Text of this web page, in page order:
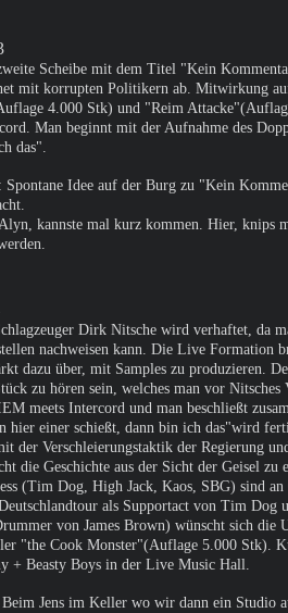
Scheibe mit dem Titel "Kein
mit korrupten Politikern ab. Mitwirkung
4.000 Stk) und "Reim
Man beginnt mit der Aufnahme des
das".
Spontane Idee auf der Burg zu "Kein
kannste mal kurz kommen. Hier, knips
Dirk Nitsche wird verhaftet, da
nachweisen kann. Die Live Formation
dazu über, mit Samples zu produzieren.
zu hören sein, welches man vor Nitsches
meets Intercord und man beschließt
hier einer schießt, dann bin ich das"wird
der Verschleierungstaktik der Regierung
die Geschichte aus der Sicht der Geisel
(Tim Dog, High Jack, Kaos, SBG) sind
als Supportact von Tim
von James Brown) wünscht sich die
"the Cook Monster"(Auflage 5.000 Stk).
+ Beasty Boys in der Live Music Hall.
Jens im Keller wo wir dann ein Studio